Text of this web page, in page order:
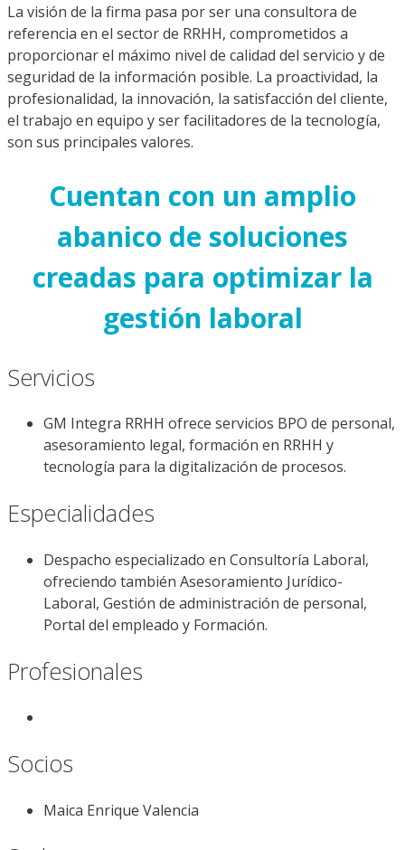
La visión de la firma pasa por ser una consultora de
referencia en el sector de RRHH, comprometidos a
proporcio­nar el máximo nivel de calidad del ser­vicio y de
seguridad de la información posible. La proactividad, la
profesio­nalidad, la innovación, la satisfacción del cliente,
el trabajo en equipo y ser facilitadores de la tecnología,
son sus principales valores.
Cuentan con un amplio
abanico de soluciones
creadas para optimizar la
gestión laboral
Servicios
GM Integra RRHH ofrece servicios BPO de personal,
asesoramiento legal, formación en RRHH y
tecnología para la digitalización de procesos.
Especialidades
Despacho especializado en Consultoría Laboral,
ofreciendo también Asesoramiento Jurídico-
Laboral, Gestión de administración de personal,
Portal del empleado y Formación.
Profesionales
Socios
Maica Enrique Valencia